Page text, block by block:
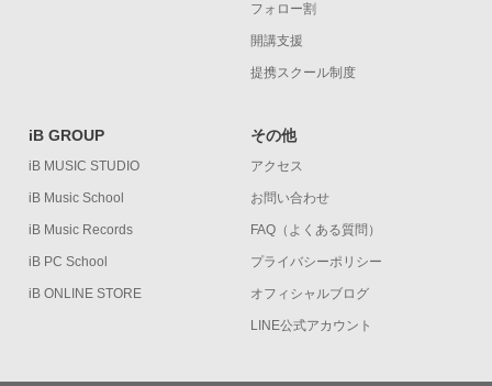
フォロー割
開講支援
提携スクール制度
iB GROUP
iB MUSIC STUDIO
iB Music School
iB Music Records
iB PC School
iB ONLINE STORE
その他
アクセス
お問い合わせ
FAQ（よくある質問）
プライバシーポリシー
オフィシャルブログ
LINE公式アカウント